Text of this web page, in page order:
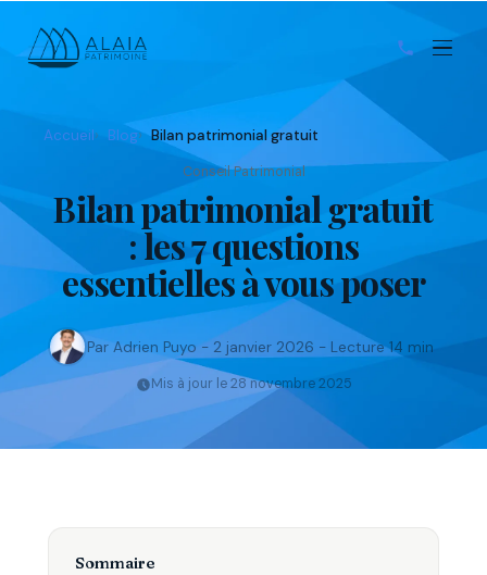
Accueil Blog Bilan patrimonial gratuit
Conseil Patrimonial
Bilan patrimonial gratuit
: les 7 questions
essentielles à vous poser
Par Adrien Puyo - 2 janvier 2026 - Lecture 14 min
Mis à jour le 28 novembre 2025
Sommaire